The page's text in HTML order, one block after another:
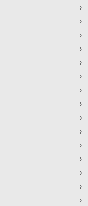
›
›
›
›
›
›
›
›
›
›
›
›
›
›
›